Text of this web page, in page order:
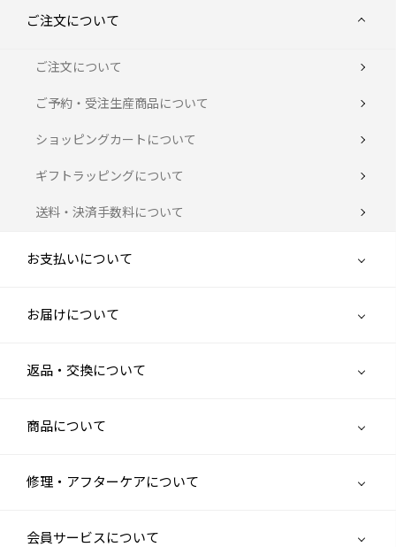
ご注文について
ご注文について
ご予約・受注生産商品について
ショッピングカートについて
ギフトラッピングについて
送料・決済手数料について
お支払いについて
お届けについて
返品・交換について
商品について
修理・アフターケアについて
会員サービスについて